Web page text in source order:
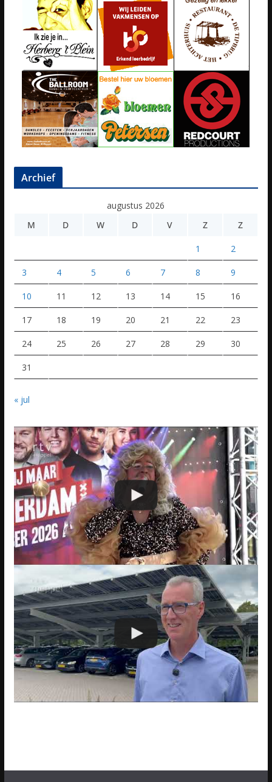
Archief
augustus 2026
M
D W D V Z Z
1 2
3 4 5 6 7 8 9
10 11 12 13 14 15 16
17 18 19 20 21 22 23
24 25 26 27 28 29 30
31
« jul